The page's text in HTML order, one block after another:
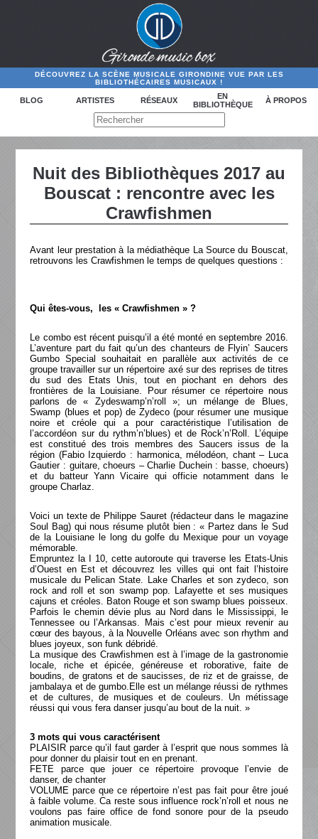
DÉCOUVREZ LA SCÈNE MUSICALE GIRONDINE VUE PAR LES
BIBLIOTHÉCAIRES MUSICAUX !
BLOG ARTISTES RÉSEAUX
EN
BIBLIOTHÈQUE
À PROPOS
Nuit des Bibliothèques 2017 au
Bouscat : rencontre avec les
Crawfishmen
Avant leur prestation à la médiathèque La Source du Bouscat,
retrouvons les Crawfishmen le temps de quelques questions :
Qui êtes-vous, les « Crawfishmen » ?
Le combo est récent puisqu’il a été monté en septembre 2016.
L’aventure part du fait qu’un des chanteurs de Flyin’ Saucers
Gumbo Special souhaitait en parallèle aux activités de ce
groupe travailler sur un répertoire axé sur des reprises de titres
du sud des Etats Unis, tout en piochant en dehors des
frontières de la Louisiane. Pour résumer ce répertoire nous
parlons de « Zydeswamp’n’roll »; un mélange de Blues,
Swamp (blues et pop) de Zydeco (pour résumer une musique
noire et créole qui a pour caractéristique l’utilisation de
l’accordéon sur du rythm’n’blues) et de Rock’n’Roll. L’équipe
est constitué des trois membres des Saucers issus de la
région (Fabio Izquierdo : harmonica, mélodéon, chant – Luca
Gautier : guitare, choeurs – Charlie Duchein : basse, choeurs)
et du batteur Yann Vicaire qui officie notamment dans le
groupe Charlaz.
Voici un texte de Philippe Sauret (rédacteur dans le magazine
Soul Bag) qui nous résume plutôt bien : « Partez dans le Sud
de la Louisiane le long du golfe du Mexique pour un voyage
mémorable.
Empruntez la I 10, cette autoroute qui traverse les Etats-Unis
d’Ouest en Est et découvrez les villes qui ont fait l’histoire
musicale du Pelican State. Lake Charles et son zydeco, son
rock and roll et son swamp pop. Lafayette et ses musiques
cajuns et créoles. Baton Rouge et son swamp blues poisseux.
Parfois le chemin dévie plus au Nord dans le Mississippi, le
Tennessee ou l’Arkansas. Mais c’est pour mieux revenir au
cœur des bayous, à la Nouvelle Orléans avec son rhythm and
blues joyeux, son funk débridé.
La musique des Crawfishmen est à l’image de la gastronomie
locale, riche et épicée, généreuse et roborative, faite de
boudins, de gratons et de saucisses, de riz et de graisse, de
jambalaya et de gumbo.Elle est un mélange réussi de rythmes
et de cultures, de musiques et de couleurs. Un métissage
réussi qui vous fera danser jusqu’au bout de la nuit. »
3 mots qui vous caractérisent
PLAISIR parce qu’il faut garder à l’esprit que nous sommes là
pour donner du plaisir tout en en prenant.
FETE parce que jouer ce répertoire provoque l’envie de
danser, de chanter
VOLUME parce que ce répertoire n’est pas fait pour être joué
à faible volume. Ca reste sous influence rock’n’roll et nous ne
voulons pas faire office de fond sonore pour de la pseudo
animation musicale.